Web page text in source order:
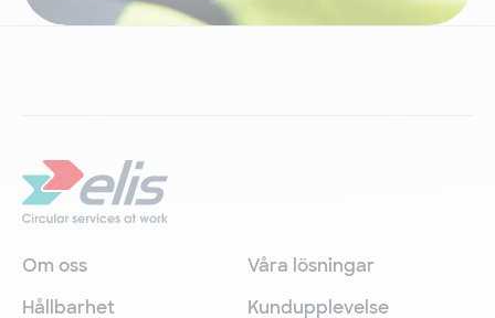
Om oss
Våra lösningar
Hållbarhet
Kundupplevelse